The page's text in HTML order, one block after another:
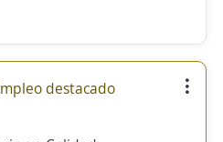
destacado